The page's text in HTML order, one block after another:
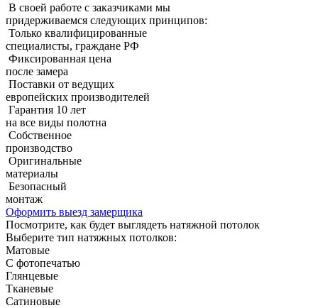
В своей работе с заказчиками мы
придерживаемcя следующих принципов:
Только квалифицированные
специалисты, граждане РФ
Фиксированная цена
после замера
Поставки от ведущих
европейских производителей
Гарантия 10 лет
на все виды полотна
Собственное
производство
Оригинальные
материалы
Безопасный
монтаж
Оформить выезд замерщика
Посмотрите, как будет выглядеть натяжной потолок
Выберите тип натяжных потолков:
Матовые
С фотопечатью
Глянцевые
Тканевые
Сатиновые